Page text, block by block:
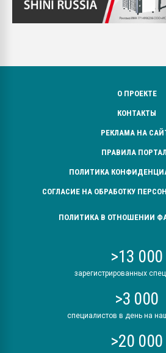
О ПРОЕКТЕ
КОНТАКТЫ
РЕКЛАМА НА
ПРАВИЛА
ПОЛИТИКА
СОГЛАСИЕ НА ОБРАБОТКУ
ПОЛИТИКА В ОТНОШЕНИИ
>13 000
зарегистрированных
>3 000
специалистов в день на
>20 000